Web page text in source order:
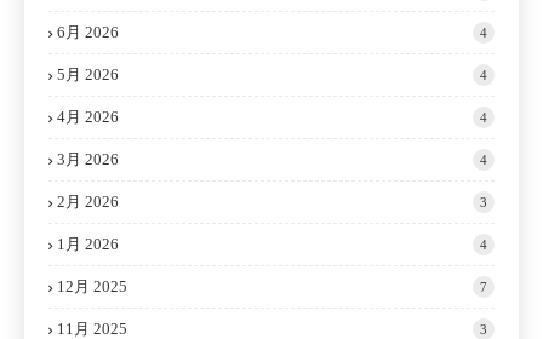
6月 2026 4
5月 2026 4
4月 2026 4
3月 2026 4
2月 2026 3
1月 2026 4
12月 2025 7
11月 2025 3